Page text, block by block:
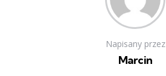
Napisany przez
Marcin